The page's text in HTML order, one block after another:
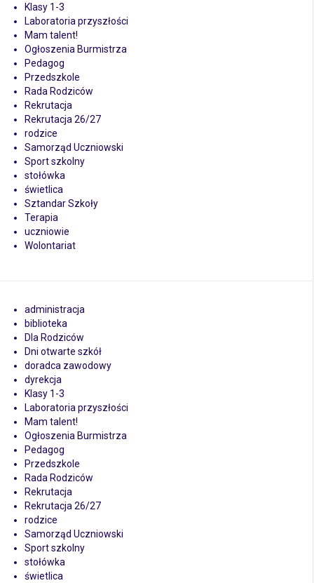
Klasy 1-3
Laboratoria przyszłości
Mam talent!
Ogłoszenia Burmistrza
Pedagog
Przedszkole
Rada Rodziców
Rekrutacja
Rekrutacja 26/27
rodzice
Samorząd Uczniowski
Sport szkolny
stołówka
świetlica
Sztandar Szkoły
Terapia
uczniowie
Wolontariat
administracja
biblioteka
Dla Rodziców
Dni otwarte szkół
doradca zawodowy
dyrekcja
Klasy 1-3
Laboratoria przyszłości
Mam talent!
Ogłoszenia Burmistrza
Pedagog
Przedszkole
Rada Rodziców
Rekrutacja
Rekrutacja 26/27
rodzice
Samorząd Uczniowski
Sport szkolny
stołówka
świetlica